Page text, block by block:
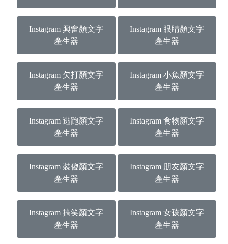
Instagram 興奮顏文字
產生器
Instagram 眼睛顏文字
產生器
Instagram 欠打顏文字
產生器
Instagram 小魚顏文字
產生器
Instagram 逃跑顏文字
產生器
Instagram 食物顏文字
產生器
Instagram 裝傻顏文字
產生器
Instagram 朋友顏文字
產生器
Instagram 搞笑顏文字
產生器
Instagram 女孩顏文字
產生器